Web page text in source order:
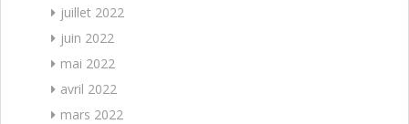
juillet 2022
juin 2022
mai 2022
avril 2022
mars 2022